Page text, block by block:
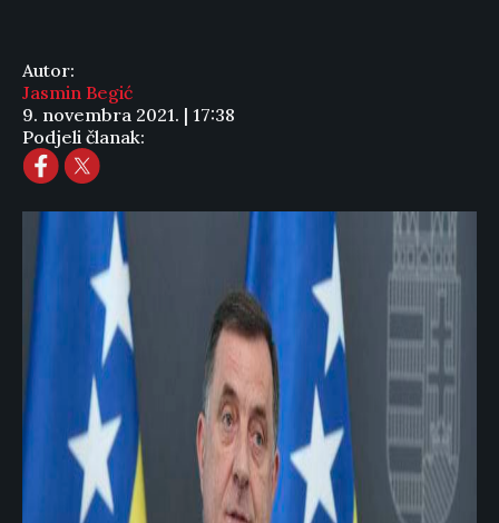
Autor:
Jasmin Begić
9. novembra 2021. | 17:38
Podjeli članak: